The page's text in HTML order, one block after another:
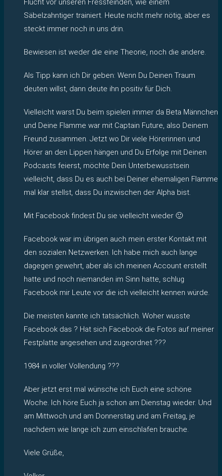
Flucht vor unseren Fressfeinden, wie einem
Säbelzahntiger trainiert. Heute nicht mehr nötig, aber es
steckt immer noch in uns drin.
Bewiesen ist weder die eine Theorie, noch die andere.
Als Tipp kann ich Dir geben: Wenn Du Deinen Traum
deuten willst, dann deute ihn positiv für Dich.
Vielleicht warst Du beim spielen immer da Beta Männchen
und Deine Flamme war mit Captain Future, also Deinem
Freund zusammen. Jetzt wo Dir viele Hörerinnen und
Hörer an den Lippen hängen und Du Erfolge mit Deinen
Podcasts feierst, möchte Dein Unterbewusstsein
vielleicht, dass Du es auch bei Deiner ehemaligen Flamme
mal klar stellst, dass Du inzwischen der Alpha bist.
Mit Facebook findest Du sie vielleicht wieder 🙂
Facebook war im übrigen auch mein erster Kontakt mit
den sozialen Netzwerken. Ich habe mich auch lange
dagegen gewehrt, aber als ich meinen Account erstellt
hatte und noch niemanden im Sinn hatte, schlug
Facebook mir Leute vor die ich vielleicht kennen würde.
Die meisten kannte ich tatsächlich. Woher wusste
Facebook das ? Hat sich Facebook die Fotos auf meiner
Festplatte angesehen und zugeordnet ???
1984 in voller Vollendung ???
Aber jetzt erst mal wünsche ich Euch eine schöne
Woche. Ich höre Euch ja schon am Dienstag wieder. Und
am Mittwoch und am Donnerstag und am Freitag, je
nachdem wie lange ich zum einschlafen brauche.
Viele Grüße,